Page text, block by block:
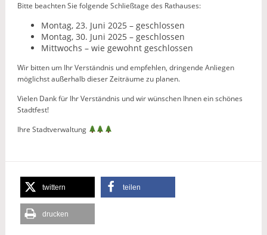
Bitte beachten Sie folgende Schließtage des Rathauses:
Montag, 23. Juni 2025 – geschlossen
Montag, 30. Juni 2025 – geschlossen
Mittwochs – wie gewohnt geschlossen
Wir bitten um Ihr Verständnis und empfehlen, dringende Anliegen
möglichst außerhalb dieser Zeiträume zu planen.
Vielen Dank für Ihr Verständnis und wir wünschen Ihnen ein schönes
Stadtfest!
Ihre Stadtverwaltung
twittern teilen
drucken